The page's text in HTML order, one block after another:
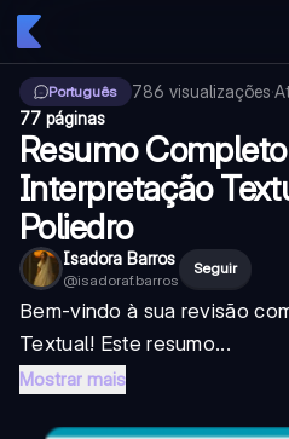
Português 786 visualizações·
77 páginas
Resumo
Interpretação
Poliedro
Isadora Barros
@isadoraf.barros
Seguir
Bem-vindo à sua revisão
Textual! Este resumo...
Mostrar mais